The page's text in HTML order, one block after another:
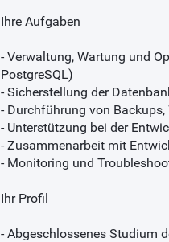
Ihre Aufgaben
- Verwaltung, Wartung und
PostgreSQL)
- Sicherstellung der
- Durchführung von
- Unterstützung bei der
- Zusammenarbeit mit
- Monitoring und
Ihr Profil
- Abgeschlossenes Studium